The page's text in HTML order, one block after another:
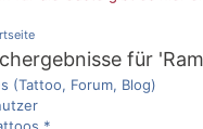
für
(Tattoo, Forum, Blog)